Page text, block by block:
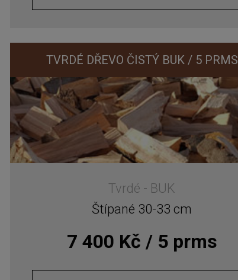
TVRDÉ DŘEVO ČISTÝ BUK / 5 PRMS
Tvrdé - BUK
Štípané 30-33 cm
7 400 Kč / 5 prms